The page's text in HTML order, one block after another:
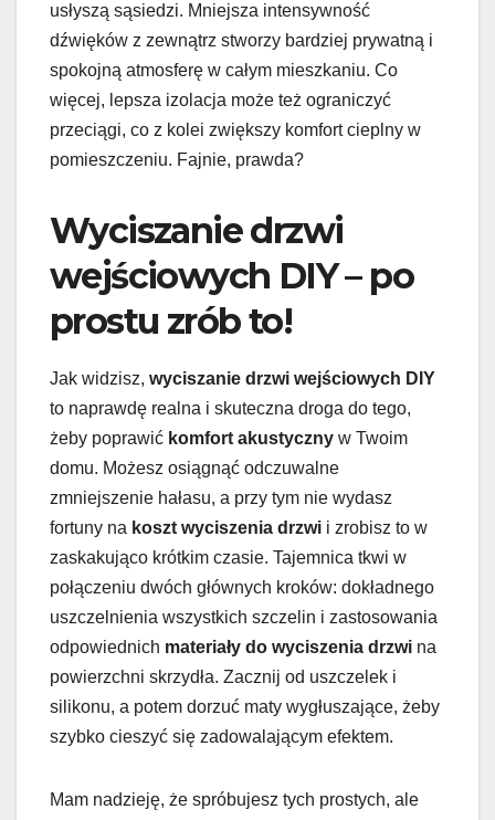
usłyszą sąsiedzi. Mniejsza intensywność
dźwięków z zewnątrz stworzy bardziej prywatną i
spokojną atmosferę w całym mieszkaniu. Co
więcej, lepsza izolacja może też ograniczyć
przeciągi, co z kolei zwiększy komfort cieplny w
pomieszczeniu. Fajnie, prawda?
Wyciszanie drzwi
wejściowych DIY – po
prostu zrób to!
Jak widzisz, wyciszanie drzwi wejściowych DIY
to naprawdę realna i skuteczna droga do tego,
żeby poprawić komfort akustyczny w Twoim
domu. Możesz osiągnąć odczuwalne
zmniejszenie hałasu, a przy tym nie wydasz
fortuny na koszt wyciszenia drzwi i zrobisz to w
zaskakująco krótkim czasie. Tajemnica tkwi w
połączeniu dwóch głównych kroków: dokładnego
uszczelnienia wszystkich szczelin i zastosowania
odpowiednich materiały do wyciszenia drzwi na
powierzchni skrzydła. Zacznij od uszczelek i
silikonu, a potem dorzuć maty wygłuszające, żeby
szybko cieszyć się zadowalającym efektem.
Mam nadzieję, że spróbujesz tych prostych, ale